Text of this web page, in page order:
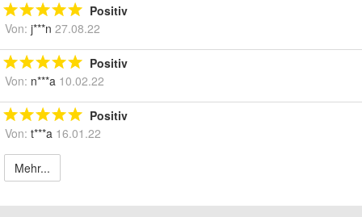
Positiv
Von: j***n 27.08.22
Positiv
Von: n***a 10.02.22
Positiv
Von: t***a 16.01.22
Mehr...